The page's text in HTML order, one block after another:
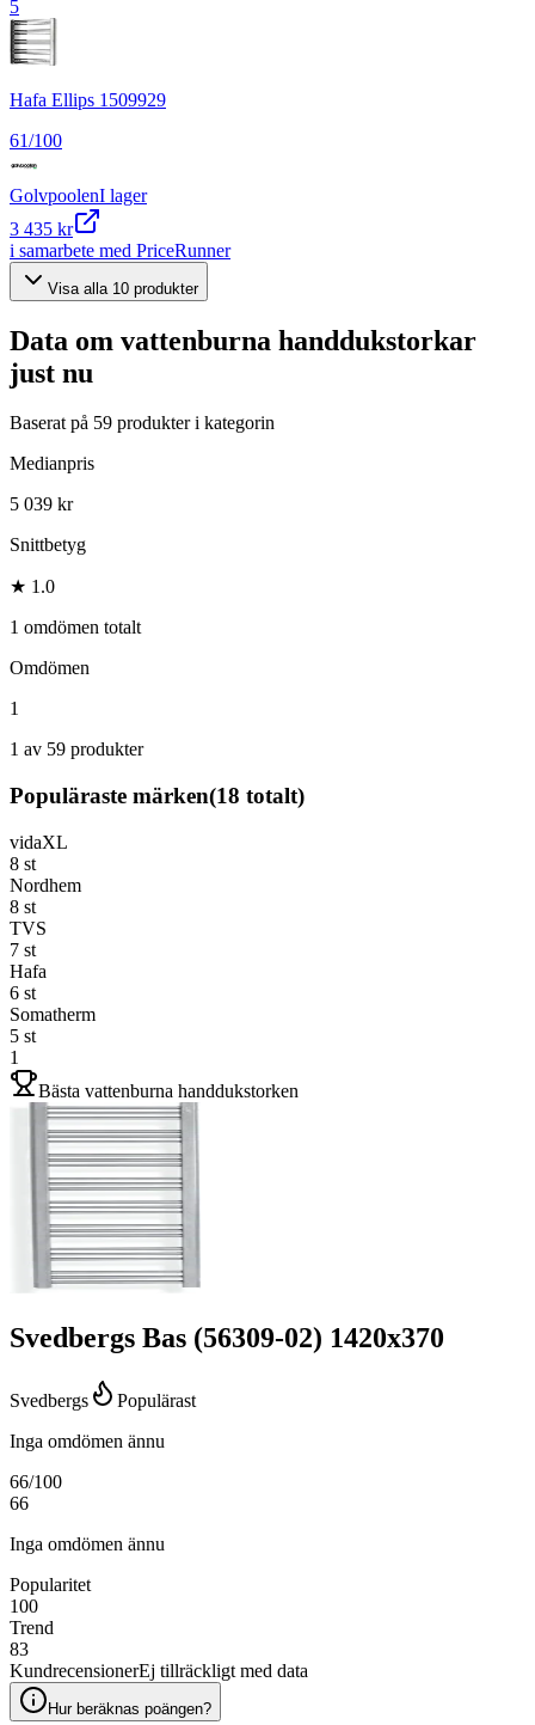
5
Hafa Ellips 1509929
61/100
GolvpoolenI lager
3 435 kr
i samarbete med PriceRunner
Visa alla 10 produkter
Data om vattenburna handdukstorkar
just nu
Baserat på 59 produkter i kategorin
Medianpris
5 039 kr
Snittbetyg
★ 1.0
1 omdömen totalt
Omdömen
1
1 av 59 produkter
Populäraste märken(18 totalt)
vidaXL
8 st
Nordhem
8 st
TVS
7 st
Hafa
6 st
Somatherm
5 st
1
Bästa vattenburna handdukstorken
Svedbergs Bas (56309-02) 1420x370
Svedbergs
Populärast
Inga omdömen ännu
66/100
66
Inga omdömen ännu
Popularitet
100
Trend
83
KundrecensionerEj tillräckligt med data
Hur beräknas poängen?